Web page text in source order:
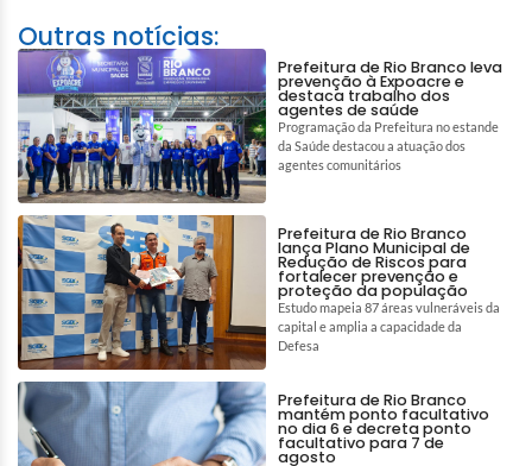
Outras notícias:
Prefeitura de Rio Branco leva
prevenção à Expoacre e
destaca trabalho dos
agentes de saúde
Programação da Prefeitura no estande
da Saúde destacou a atuação dos
agentes comunitários
Prefeitura de Rio Branco
lança Plano Municipal de
Redução de Riscos para
fortalecer prevenção e
proteção da população
Estudo mapeia 87 áreas vulneráveis da
capital e amplia a capacidade da
Defesa
Prefeitura de Rio Branco
mantém ponto facultativo
no dia 6 e decreta ponto
facultativo para 7 de
agosto